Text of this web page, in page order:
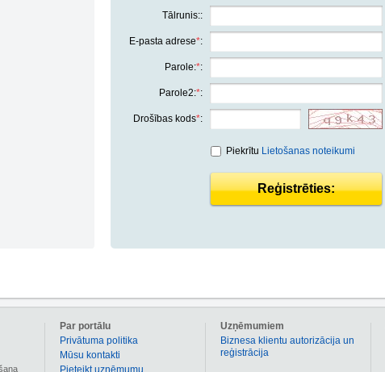
Tālrunis::
E-pasta adrese*:
Parole:*:
Parole2:*:
Drošības kods*:
Piekrītu Lietošanas noteikumi
Reģistrēties:
Uzņēmumiem
Biznesa klientu autorizācija un
reģistrācija
Par portālu
Privātuma politika
Mūsu kontakti
Pieteikt uzņēmumu